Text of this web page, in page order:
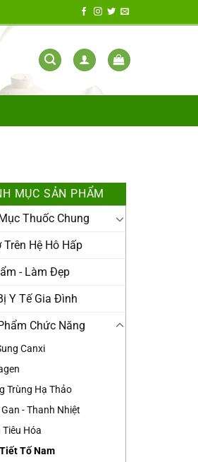
MỤC SẢN PHẨM
Thuốc Chung
Trên Hệ Hô Hấp
- Làm Đẹp
Y Tế Gia Đình
Chức Năng
Canxi
Trùng Hạ Thảo
- Thanh Nhiệt
Tiêu Hóa
Tố Nam